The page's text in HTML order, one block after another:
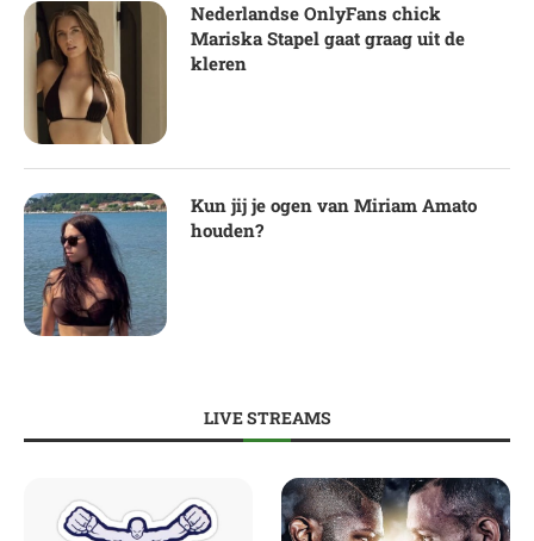
Nederlandse OnlyFans chick
Mariska Stapel gaat graag uit de
kleren
Kun jij je ogen van Miriam Amato
houden?
LIVE STREAMS